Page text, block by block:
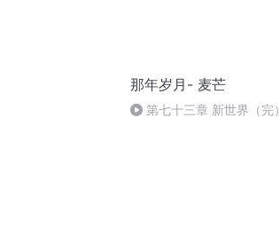
那年岁月- 麦芒
第七十三章 新世界（完）